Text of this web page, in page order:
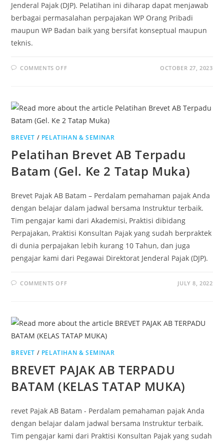
Jenderal Pajak (DJP). Pelatihan ini diharap dapat menjawab
berbagai permasalahan perpajakan WP Orang Pribadi
maupun WP Badan baik yang bersifat konseptual maupun
teknis.
COMMENTS OFF OCTOBER 27, 2023
BREVET / PELATIHAN & SEMINAR
Pelatihan Brevet AB Terpadu
Batam (Gel. Ke 2 Tatap Muka)
Brevet Pajak AB Batam – Perdalam pemahaman pajak Anda
dengan belajar dalam jadwal bersama Instruktur terbaik.
Tim pengajar kami dari Akademisi, Praktisi dibidang
Perpajakan, Praktisi Konsultan Pajak yang sudah berpraktek
di dunia perpajakan lebih kurang 10 Tahun, dan juga
pengajar kami dari Pegawai Direktorat Jenderal Pajak (DJP).
COMMENTS OFF JULY 8, 2022
BREVET / PELATIHAN & SEMINAR
BREVET PAJAK AB TERPADU
BATAM (KELAS TATAP MUKA)
revet Pajak AB Batam - Perdalam pemahaman pajak Anda
dengan belajar dalam jadwal bersama Instruktur terbaik.
Tim pengajar kami dari Praktisi Konsultan Pajak yang sudah